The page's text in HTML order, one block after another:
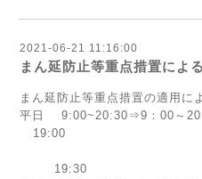
2021-06-21 11:16:00
まん延防止等重点措置によ
まん延防止等重点措置の適用に
平日 9:00~20:30⇒9：00～20
19:00
ソフトド
19:30